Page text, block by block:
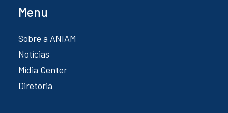
Menu
Sobre a ANIAM
Notícias
Mídia Center
Diretoria